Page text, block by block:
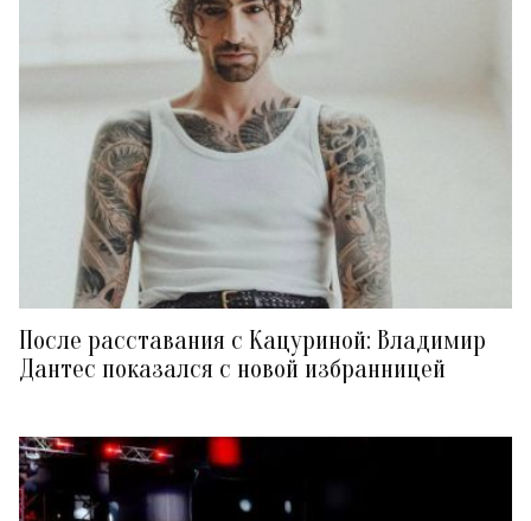
После расставания с Кацуриной: Владимир
Дантес показался с новой избранницей